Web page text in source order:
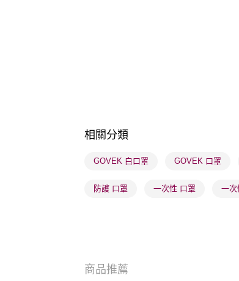
相關分類
GOVEK 白口罩 GOVEK 口罩
防護 口罩 一次性 口罩 一次
商品推薦